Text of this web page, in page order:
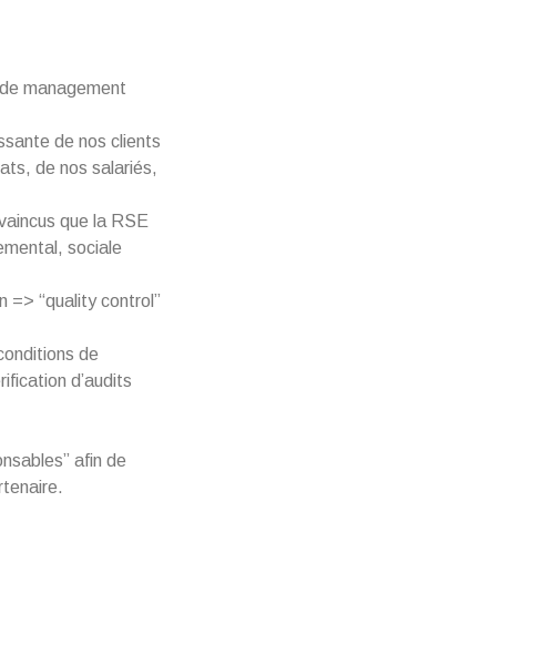
management
de nos clients
de nos salariés,
que la RSE
sociale
=> “quality control”
de
d’audits
afin de